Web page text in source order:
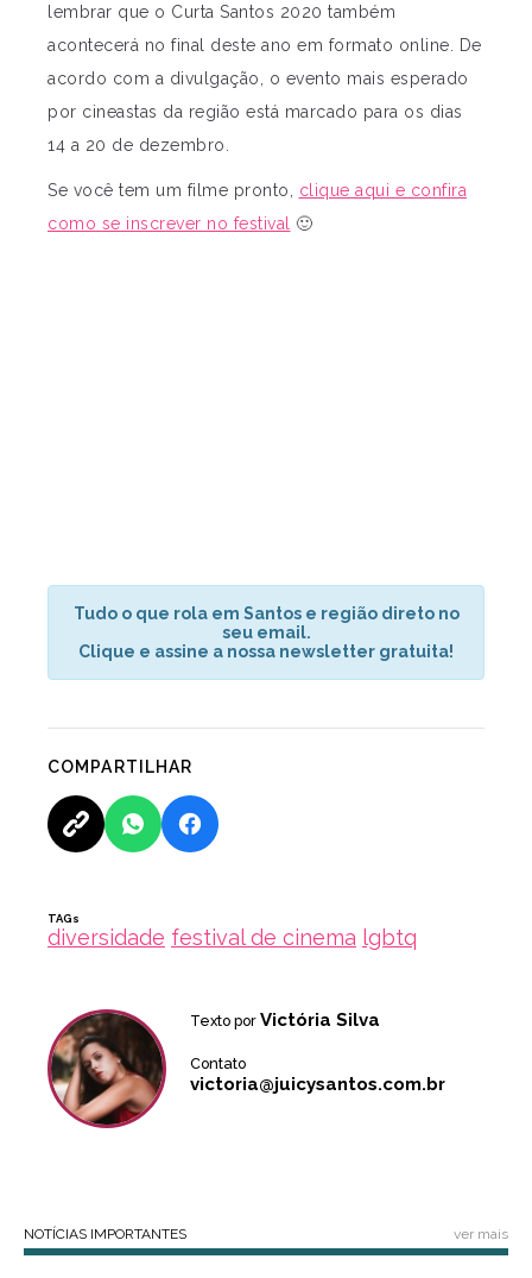
lembrar que o Curta Santos 2020 também
acontecerá no final deste ano em formato online. De
acordo com a divulgação, o evento mais esperado
por cineastas da região está marcado para os dias
14 a 20 de dezembro.
Se você tem um filme pronto, clique aqui e confira
como se inscrever no festival 🙂
Tudo o que rola em Santos e região direto no
seu email.
Clique e assine a nossa newsletter gratuita!
COMPARTILHAR
TAGs
diversidade festival de cinema lgbtq
Texto por Victória Silva
Contato
victoria@juicysantos.com.br
NOTÍCIAS IMPORTANTES ver mais